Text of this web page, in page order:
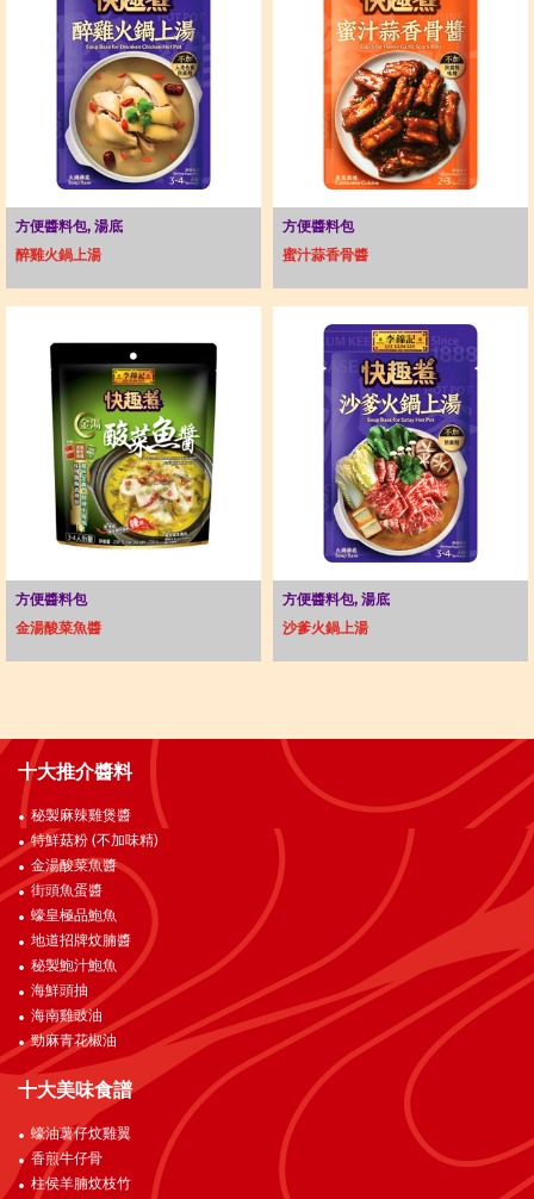
方便醬料包, 湯底
醉雞火鍋上湯
方便醬料包
蜜汁蒜香骨醬
方便醬料包
金湯酸菜魚醬
方便醬料包, 湯底
沙爹火鍋上湯
十大推介醬料
秘製麻辣雞煲醬
特鮮菇粉 (不加味精)
金湯酸菜魚醬
街頭魚蛋醬
蠔皇極品鮑魚
地道招牌炆腩醬
秘製鮑汁鮑魚
海鮮頭抽
海南雞豉油
勁麻青花椒油
十大美味食譜
蠔油薯仔炆雞翼
香煎牛仔骨
柱侯羊腩炆枝竹